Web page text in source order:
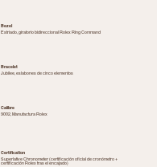
Bezel
Estriado, giratorio bidireccional Rolex Ring Command
Bracelet
Jubilee, eslabones de cinco elementos
Calibre
9002, Manufactura Rolex
Certification
Superlative Chronometer (certificación oficial de cronómetro +
certificación Rolex tras el encajado)